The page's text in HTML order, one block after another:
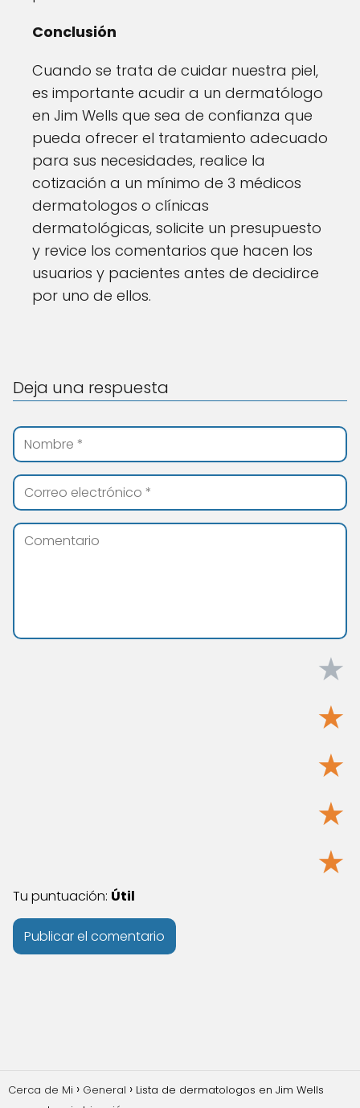
Conclusión
Cuando se trata de cuidar nuestra piel,
es importante acudir a un dermatólogo
en Jim Wells que sea de confianza que
pueda ofrecer el tratamiento adecuado
para sus necesidades, realice la
cotización a un mínimo de 3 médicos
dermatologos o clínicas
dermatológicas, solicite un presupuesto
y revice los comentarios que hacen los
usuarios y pacientes antes de decidirce
por uno de ellos.
Deja una respuesta
★
★
★
★
★
Tu puntuación: Útil
Cerca de Mi General
Lista de dermatologos en Jim Wells